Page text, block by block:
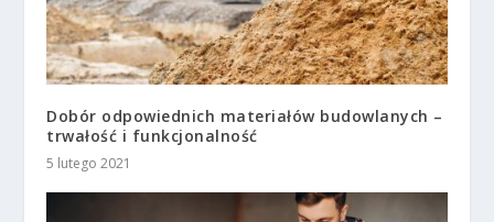
Dobór odpowiednich materiałów budowlanych –
trwałość i funkcjonalność
5 lutego 2021